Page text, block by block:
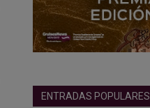
ENTRADAS POPULARES